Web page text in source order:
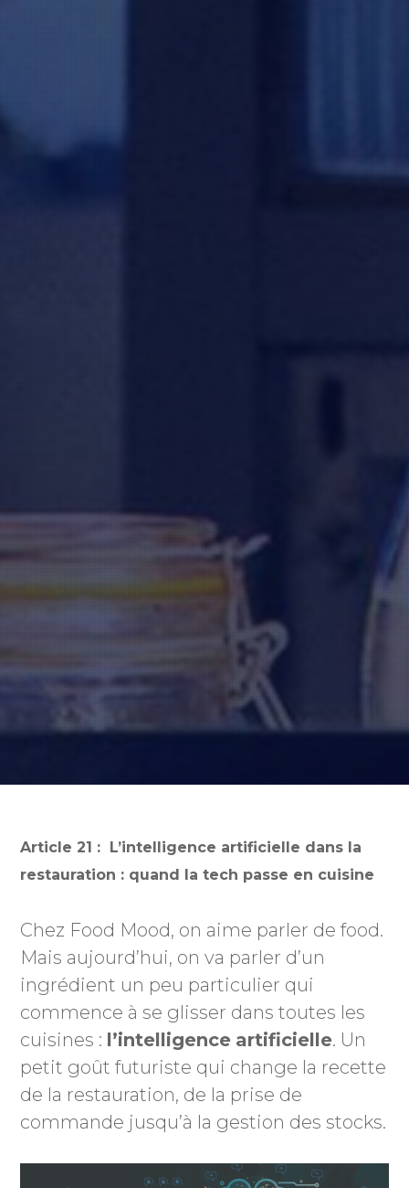
Article 21 : L’intelligence artificielle dans la
restauration : quand la tech passe en cuisine
Chez Food Mood, on aime parler de food.
Mais aujourd’hui, on va parler d’un
ingrédient un peu particulier qui
commence à se glisser dans toutes les
cuisines : l’intelligence artificielle. Un
petit goût futuriste qui change la recette
de la restauration, de la prise de
commande jusqu’à la gestion des stocks.